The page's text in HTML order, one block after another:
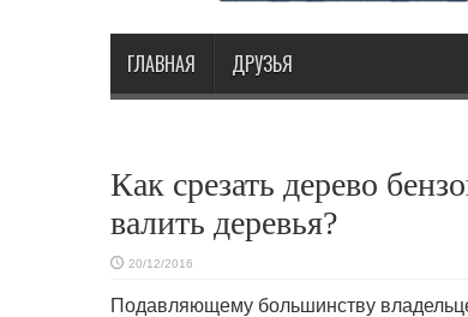
ГЛАВНАЯ ДРУЗЬЯ
Как срезать дерево
валить деревья?
20/12/2016
Подавляющему большинству